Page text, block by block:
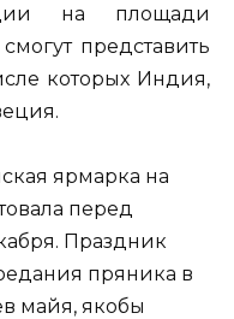
на площади
представить
которых Индия,
ярмарка на
перед
Праздник
пряника в
майя, якобы